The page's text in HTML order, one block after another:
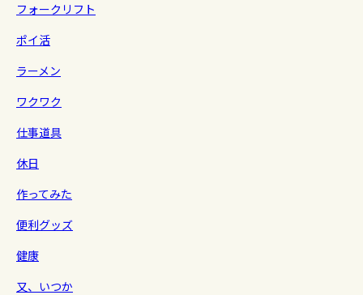
フォークリフト
ポイ活
ラーメン
ワクワク
仕事道具
休日
作ってみた
便利グッズ
健康
又、いつか